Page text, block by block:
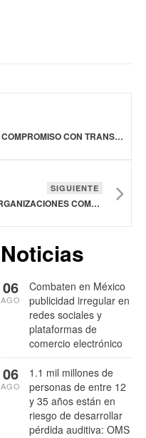
ASTRAZENECA REFUERZA SU COMPROMISO CON TRANSFORMAR LA ATENCIÓN DEL CÁNCER
SIGUIENTE
RECONOCEN A VOLUNTARIADO Y ORGANIZACIONES COMUNITARIAS COMO PILARES DE LA RESPUESTA AL VIH EN MÉXICO
Noticias
Combaten en México
publicidad irregular en
redes sociales y
plataformas de
comercio electrónico
06
AGO
1.1 mil millones de
personas de entre 12
y 35 años están en
riesgo de desarrollar
pérdida auditiva: OMS
06
AGO